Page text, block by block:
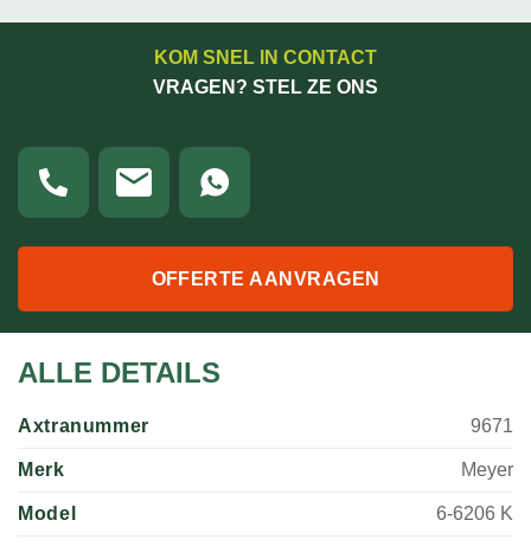
KOM SNEL IN CONTACT
VRAGEN? STEL ZE ONS
OFFERTE AANVRAGEN
ALLE DETAILS
Axtranummer 9671
Merk Meyer
Model 6-6206 K